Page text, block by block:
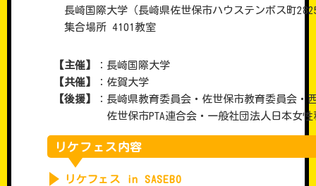
長崎国際大学（長崎県佐世保市ハウステンボス町
集合場所 4101教室
【主催】
：長崎国際大学
【共催】
：佐賀大学
【後援】
：長崎県教育委員会・佐世保市教育委員会・
佐世保市PTA連合会・一般社団法人日本女性
リケフェス内容
リケフェス in SASEBO